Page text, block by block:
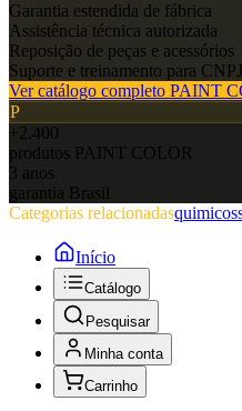
Garantia estendida de fábrica
Assistência técnica autorizada
Reposição de peças e acessórios
Suporte e treinamento para CNPJ
Ver catálogo completo PAINT
P
+2.400
produtos PAINT COLOR
3 anos
garantia Brasil
Categorias relacionadasquimicos
Início
Catálogo
Pesquisar
Minha conta
Carrinho